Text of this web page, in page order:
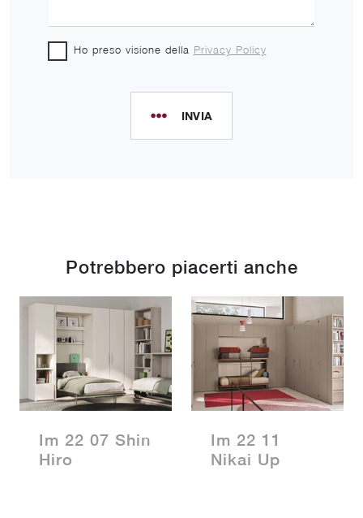
Ho preso visione della Privacy Policy
INVIA
Potrebbero piacerti anche
Im 22 07 Shin
Hiro
Im 22 11
Nikai Up